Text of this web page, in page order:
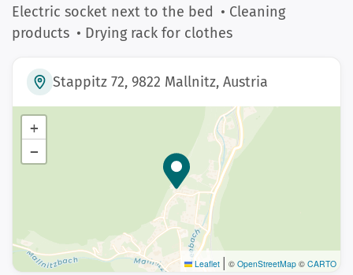
Electric socket next to the bed • Cleaning
products • Drying rack for clothes
Stappitz 72, 9822 Mallnitz, Austria
+
−
Leaflet | © OpenStreetMap © CARTO